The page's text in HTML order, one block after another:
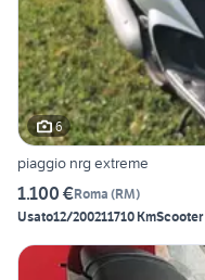
6
piaggio nrg extreme
1.100 €Roma (RM)
Usato12/200211710 KmScooter